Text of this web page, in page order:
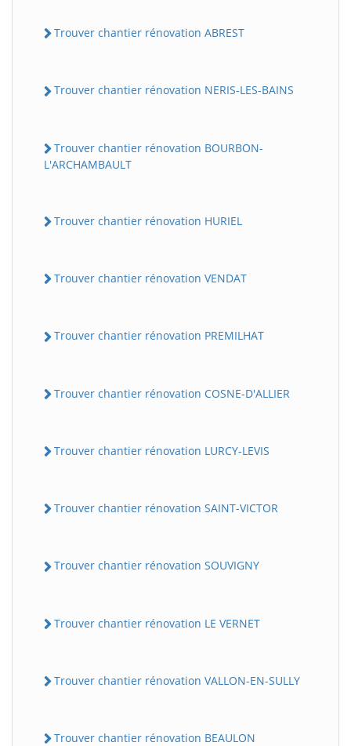
Trouver chantier rénovation ABREST
Trouver chantier rénovation NERIS-LES-BAINS
Trouver chantier rénovation BOURBON-
L'ARCHAMBAULT
Trouver chantier rénovation HURIEL
Trouver chantier rénovation VENDAT
Trouver chantier rénovation PREMILHAT
Trouver chantier rénovation COSNE-D'ALLIER
Trouver chantier rénovation LURCY-LEVIS
Trouver chantier rénovation SAINT-VICTOR
Trouver chantier rénovation SOUVIGNY
Trouver chantier rénovation LE VERNET
Trouver chantier rénovation VALLON-EN-SULLY
Trouver chantier rénovation BEAULON